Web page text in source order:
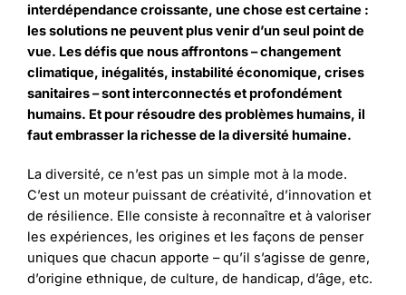
interdépendance croissante, une chose est certaine :
les solutions ne peuvent plus venir d’un seul point de
vue. Les défis que nous affrontons – changement
climatique, inégalités, instabilité économique, crises
sanitaires – sont interconnectés et profondément
humains. Et pour résoudre des problèmes humains, il
faut embrasser la richesse de la diversité humaine.
La diversité, ce n’est pas un simple mot à la mode.
C’est un moteur puissant de créativité, d’innovation et
de résilience. Elle consiste à reconnaître et à valoriser
les expériences, les origines et les façons de penser
uniques que chacun apporte – qu’il s’agisse de genre,
d’origine ethnique, de culture, de handicap, d’âge, etc.